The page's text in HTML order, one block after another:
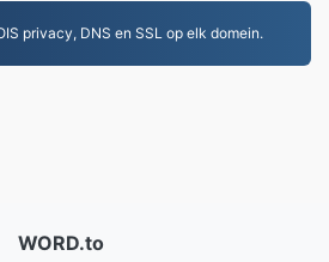
privacy, DNS en SSL op elk domein.
WORD.to